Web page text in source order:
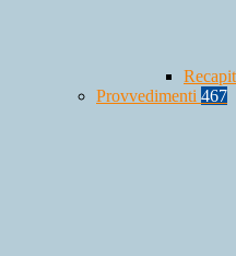
Provvedimenti 467